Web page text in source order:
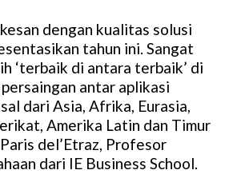
dengan kualitas solusi
tahun ini. Sangat
‘terbaik di antara terbaik’ di
antar aplikasi
dari Asia, Afrika, Eurasia,
Amerika Latin dan Timur
del’Etraz, Profesor
dari IE Business School.